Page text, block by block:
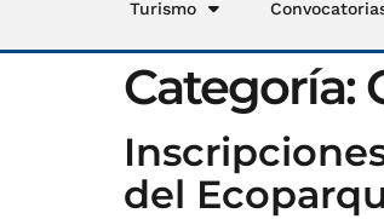
Turismo
Categoría:
del